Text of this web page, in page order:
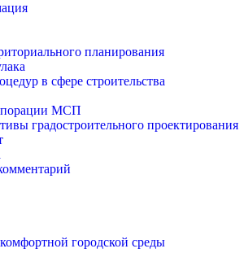
планирования
в сфере строительства
МСП
градостроительного проектирования
городской среды